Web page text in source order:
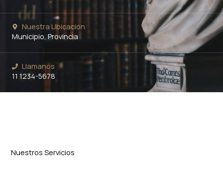
Nuestra Ubicacion
Municipio, Provincia
Llamanos
11 1234-5678
Nuestros Servicios